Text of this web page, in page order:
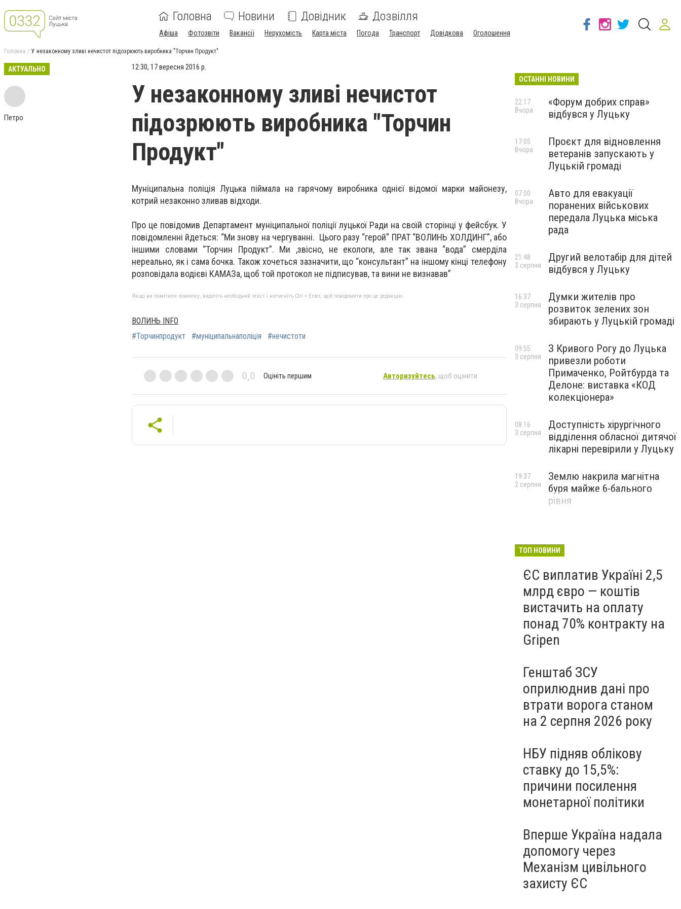
Головна Новини Довідник Дозвілля
Афіша Фотозвіти Вакансії Нерухомість Карта міста Погода Транспорт Довідкова Оголошення
Головна У незаконному зливі нечистот підозрюють виробника "Торчин Продукт"
АКТУАЛЬНО
Петро
12:30, 17 вересня 2016 р.
У незаконному зливі нечистот
підозрюють виробника "Торчин
Продукт"
Муніципальна поліція Луцька піймала на гарячому виробника однієї відомої марки майонезу,
котрий незаконно зливав відходи.
Про це повідомив Департамент муніципальної поліції луцької Ради на своїй сторінці у фейсбук. У
повідомленні йдеться: “Ми знову на чергуванні. Цього разу “герой” ПРАТ “ВОЛИНЬ ХОЛДИНГ”, або
іншими словами “Торчин Продукт”. Ми ,звісно, не екологи, але так звана “вода” смерділа
нереально, як і сама бочка. Також хочеться зазначити, що “консультант” на іншому кінці телефону
розповідала водієві КАМАЗа, щоб той протокол не підписував, та вини не визнавав”
Якщо ви помітили помилку, виділіть необхідний текст і натисніть Ctrl + Enter, щоб повідомити про це редакцію
ВОЛИНЬ INFO
#Торчинпродукт
#муніципальнаполіція #нечистоти
0,0 Оцініть першим Авторизуйтесь, щоб оцінити
ОСТАННІ НОВИНИ
«Форум добрих справ»
відбувся у Луцьку
22:17
Вчора
Проєкт для відновлення
ветеранів запускають у
Луцькій громаді
17:05
Вчора
Авто для евакуації
поранених військових
передала Луцька міська
рада
07:00
Вчора
Другий велотабір для дітей
відбувся у Луцьку
21:48
3 серпня
Думки жителів про
розвиток зелених зон
збирають у Луцькій громаді
16:37
3 серпня
З Кривого Рогу до Луцька
привезли роботи
Примаченко, Ройтбурда та
Делоне: виставка «КОД
колекціонера»
09:55
3 серпня
Доступність хірургічного
відділення обласної дитячої
лікарні перевірили у Луцьку
08:16
3 серпня
Землю накрила магнітна
буря майже 6-бального
рівня
19:37
2 серпня
ТОП НОВИНИ
ЄС виплатив Україні 2,5
млрд євро — коштів
вистачить на оплату
понад 70% контракту на
Gripen
Генштаб ЗСУ
оприлюднив дані про
втрати ворога станом
на 2 серпня 2026 року
НБУ підняв облікову
ставку до 15,5%:
причини посилення
монетарної політики
Вперше Україна надала
допомогу через
Механізм цивільного
захисту ЄС